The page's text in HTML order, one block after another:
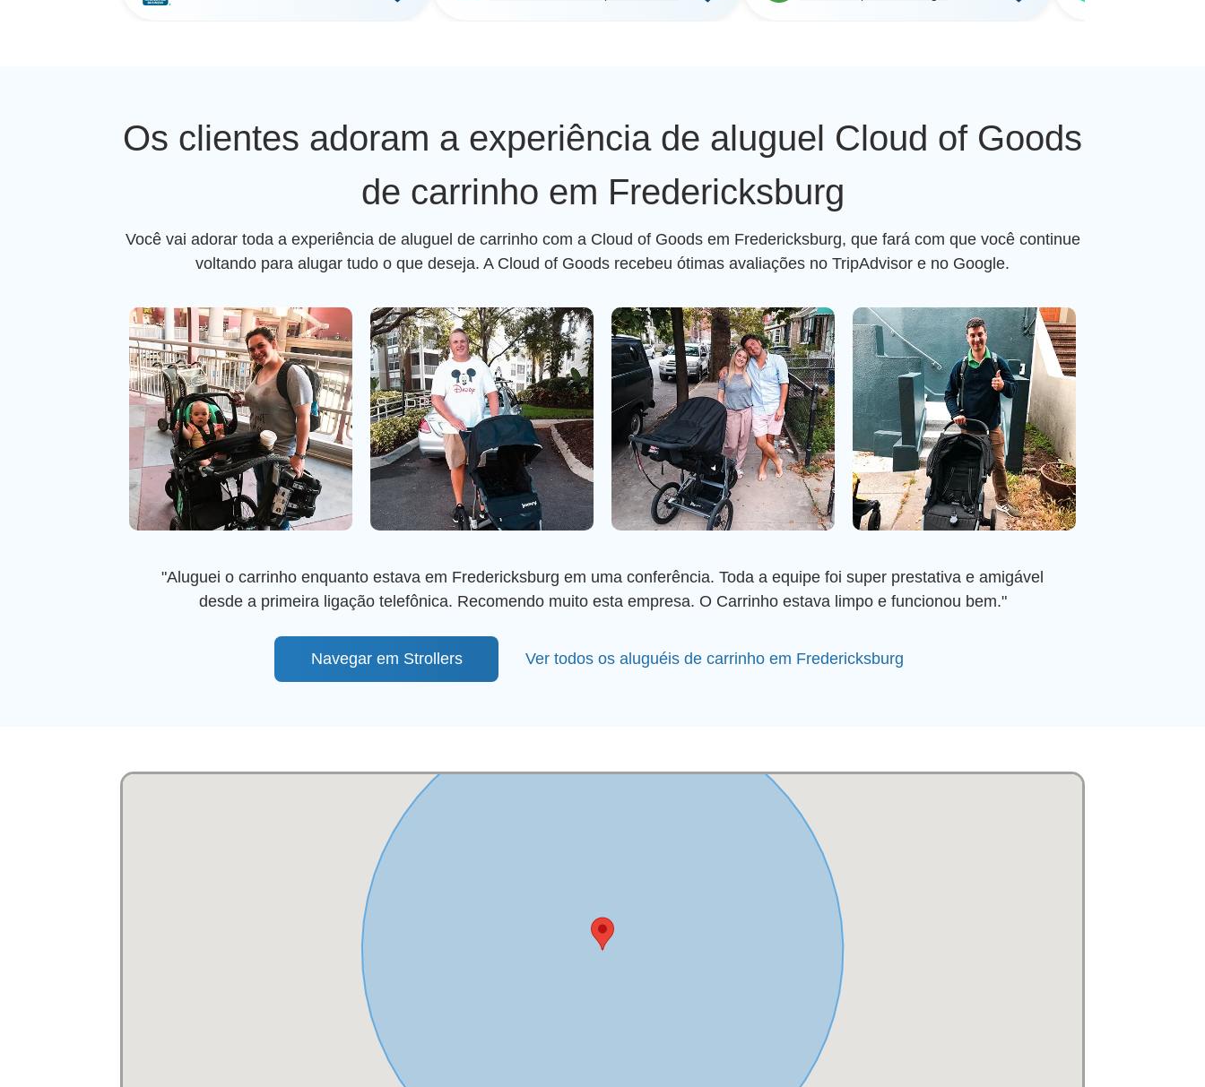
Os clientes adoram a experiência de aluguel Cloud of Goods
de carrinho em Fredericksburg
Você vai adorar toda a experiência de aluguel de carrinho com a Cloud of Goods em Fredericksburg, que fará com que você continue
voltando para alugar tudo o que deseja. A Cloud of Goods recebeu ótimas avaliações no TripAdvisor e no Google.
"Aluguei o carrinho enquanto estava em Fredericksburg em uma conferência. Toda a equipe foi super prestativa e amigável
desde a primeira ligação telefônica. Recomendo muito esta empresa. O Carrinho estava limpo e funcionou bem."
Navegar em Strollers Ver todos os aluguéis de carrinho em Fredericksburg